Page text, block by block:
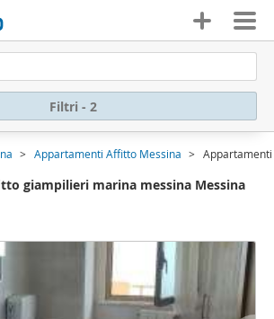
Filtri - 2
Appartamenti Affitto Messina
giampilieri marina messina Messina